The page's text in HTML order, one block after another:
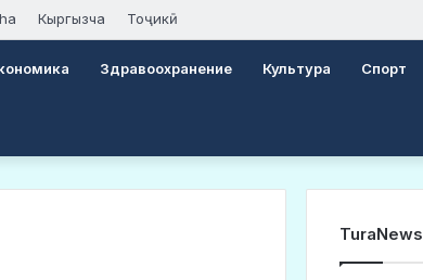
Кыргызча Тоҷикӣ
Здравоохранение Культура Спорт
TuraNews